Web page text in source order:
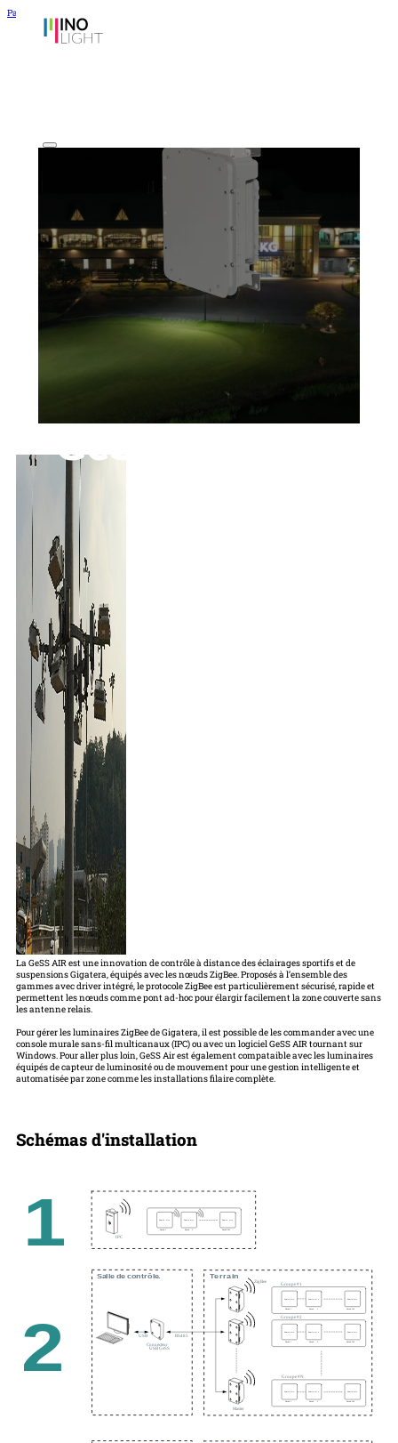
Passer au contenu principal
GeSS AIR
La GeSS AIR est une innovation de contrôle à distance des éclairages sportifs et de
suspensions Gigatera, équipés avec les nœuds ZigBee. Proposés à l’ensemble des
gammes avec driver intégré, le protocole ZigBee est particulièrement sécurisé, rapide et
permettent les nœuds comme pont ad-hoc pour élargir facilement la zone couverte sans
les antenne relais.
Pour gérer les luminaires ZigBee de Gigatera, il est possible de les commander avec une
console murale sans-fil multicanaux (IPC) ou avec un logiciel GeSS AIR tournant sur
Windows. Pour aller plus loin, GeSS Air est également compataible avec les luminaires
équipés de capteur de luminosité ou de mouvement pour une gestion intelligente et
automatisée par zone comme les installations filaire complète.
Schémas d'installation